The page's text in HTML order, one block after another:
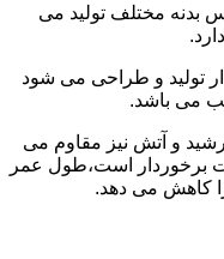
بدنه مختلف تولید می
تولید و طراحی می شود
می باشد.
و آتش نیز مقاوم می
برخوردار است،طول عمر
را کاهش می دهد.